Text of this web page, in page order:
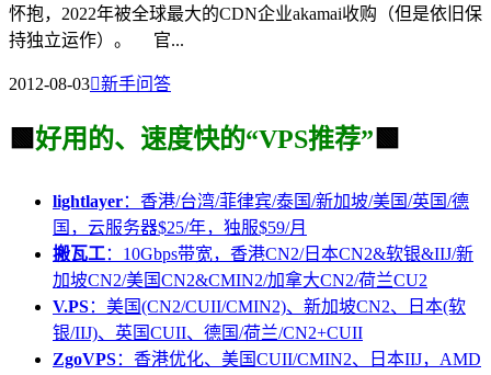
怀抱，2022年被全球最大的CDN企业akamai收购（但是依旧保
持独立运作）。 官...
2012-08-03新手问答
🟩 好用的、速度快的“VPS推荐” 🟩
lightlayer：香港/台湾/菲律宾/泰国/新加坡/美国/英国/德
国，云服务器$25/年，独服$59/月
搬瓦工：10Gbps带宽，香港CN2/日本CN2&软银&IIJ/新
加坡CN2/美国CN2&CMIN2/加拿大CN2/荷兰CU2
V.PS：美国(CN2/CUII/CMIN2)、新加坡CN2、日本(软
银/IIJ)、英国CUII、德国/荷兰/CN2+CUII
ZgoVPS：香港优化、美国CUII/CMIN2、日本IIJ，AMD